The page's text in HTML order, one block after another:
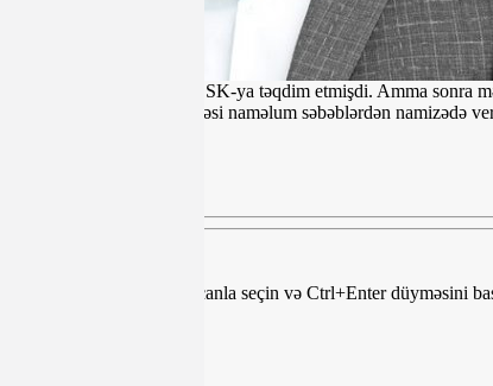
bildirişinə əlavə edərək, DSK-ya təqdim etmişdi. Amma sonra
keçdiyi ümumi torpaq sahəsi naməlum səbəblərdən namizədə
Mətndə səhv var? Onu siçanla seçin və Ctrl+Enter düyməsini